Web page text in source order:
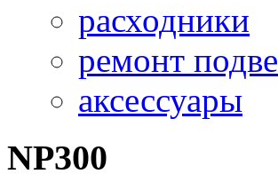
расходники
ремонт
аксессуары
NP300